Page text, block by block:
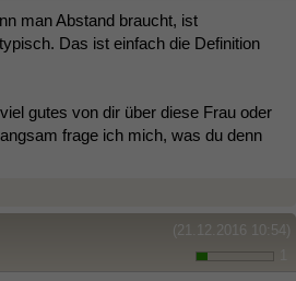
man Abstand braucht, ist
typisch. Das ist einfach die Definition
gutes von dir über diese Frau oder
frage ich mich, was du denn
(21.12.2016 10:54)